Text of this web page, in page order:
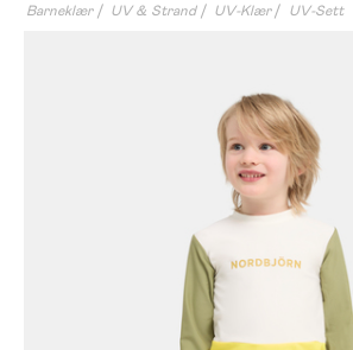
Barneklær UV & Strand UV-Klær UV-Sett